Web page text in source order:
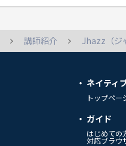
講師紹介 Jhazz（ジ
ネイティ
トップペー
ガイド
はじめての
対応ブラウ